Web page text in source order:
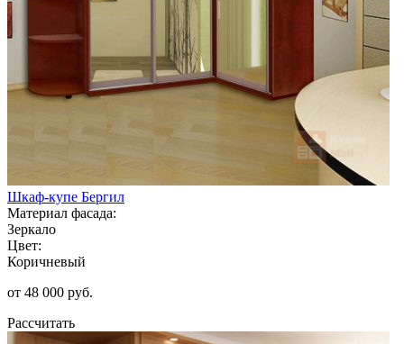
Шкаф-купе Бергил
Материал фасада:
Зеркало
Цвет:
Коричневый
от 48 000 руб.
Рассчитать